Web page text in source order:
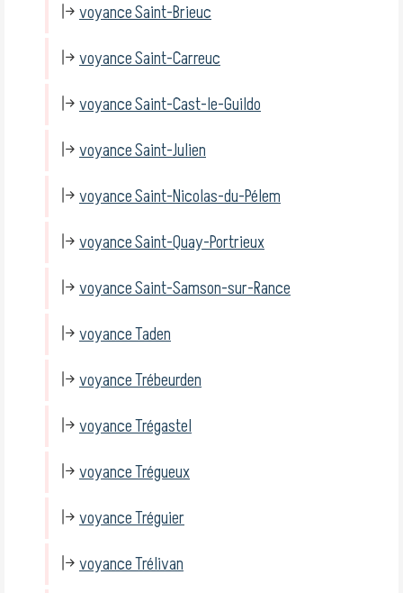
voyance Saint-Brieuc
voyance Saint-Carreuc
voyance Saint-Cast-le-Guildo
voyance Saint-Julien
voyance Saint-Nicolas-du-Pélem
voyance Saint-Quay-Portrieux
voyance Saint-Samson-sur-Rance
voyance Taden
voyance Trébeurden
voyance Trégastel
voyance Trégueux
voyance Tréguier
voyance Trélivan